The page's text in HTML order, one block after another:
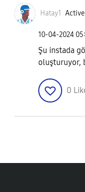
Hatay1
‎10-04-2024
Şu instada
oluşturuyor,
0